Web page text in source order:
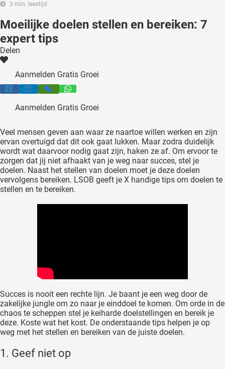
3 min. leestijd
Moeilijke doelen stellen en bereiken: 7
expert tips
Delen
Aanmelden Gratis Groei
Aanmelden Gratis Groei
Veel mensen geven aan waar ze naartoe willen werken en zijn
ervan overtuigd dat dit ook gaat lukken. Maar zodra duidelijk
wordt wat daarvoor nodig gaat zijn, haken ze af. Om ervoor te
zorgen dat jij niet afhaakt van je weg naar succes, stel je
doelen. Naast het stellen van doelen moet je deze doelen
vervolgens bereiken. LSOB geeft je X handige tips om doelen te
stellen en te bereiken.
Succes is nooit een rechte lijn. Je baant je een weg door de
zakelijke jungle om zo naar je einddoel te komen. Om orde in de
chaos te scheppen stel je keiharde doelstellingen en bereik je
deze. Koste wat het kost. De onderstaande tips helpen je op
weg met het stellen en bereiken van de juiste doelen.
1. Geef niet op
niet
om
te
van
op